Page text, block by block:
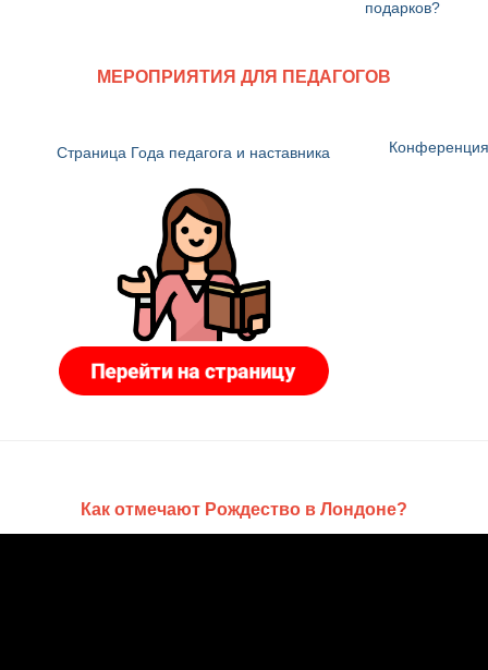
подарков?
МЕРОПРИЯТИЯ ДЛЯ ПЕДАГОГОВ
Страница Года педагога и наставника Конференция
Как отмечают Рождество в Лондоне?